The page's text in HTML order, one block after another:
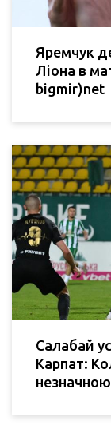
Яремчук
Ліона в
bigmir)net
Салабай
Карпат: